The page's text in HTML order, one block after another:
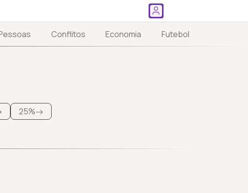
Conflitos Economia Futebol
25%